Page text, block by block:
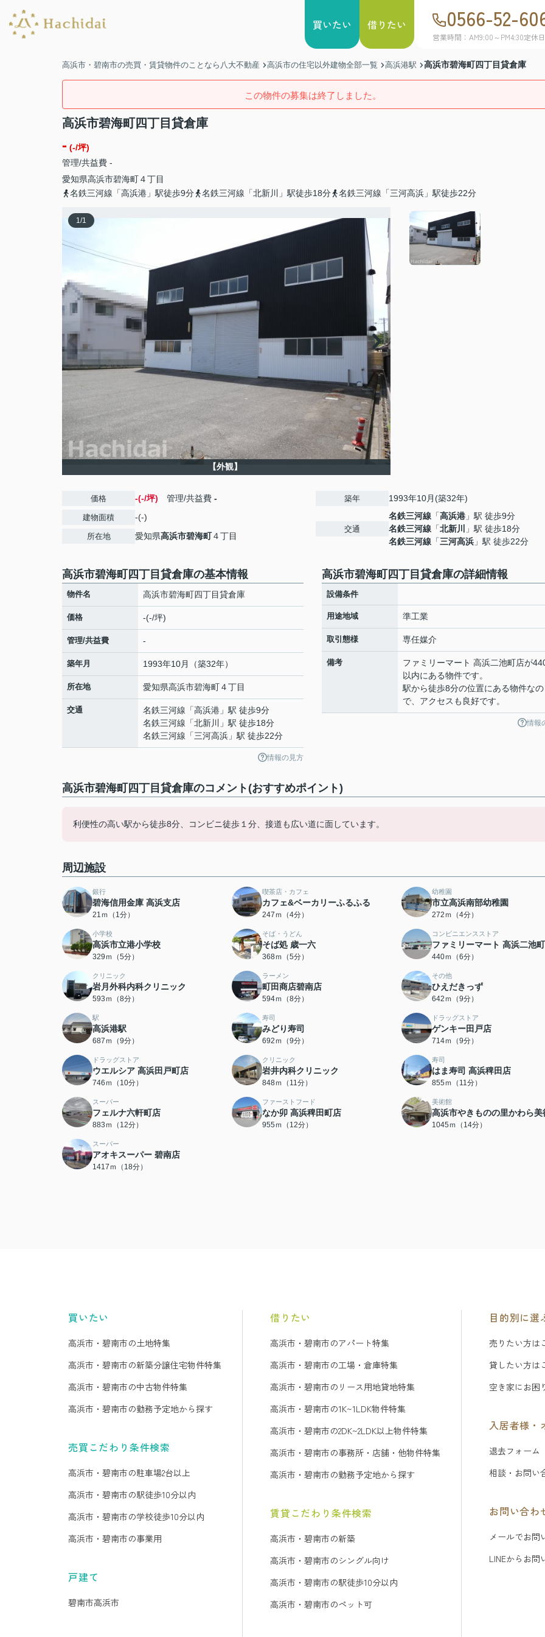
買いたい 借りたい 0566-52-
営業時間：AM9:00～PM4:30定休
高浜市・碧南市の売買・賃貸物件のことなら八大不動産 高浜市の住宅以外建物全部一覧 高浜港駅 高浜市碧海町四丁目貸倉庫
この物件の募集は終了しました。
高浜市碧海町四丁目貸倉庫
- (-/坪)
管理/共益費 -
愛知県高浜市碧海町４丁目
名鉄三河線「高浜港」駅徒歩9分
名鉄三河線「北新川」駅徒歩18分 名鉄三河線「三河高浜」駅徒歩22分
1/1
【外観】
価格 -(-/坪) 管理/共益費 -
建物面積 -(-)
所在地 愛知県高浜市碧海町４丁目
築年 1993年10月(築32年)
交通
名鉄三河線 「高浜港 」駅 徒歩9分
名鉄三河線 「北新川
」駅 徒歩18分
名鉄三河線 「三河高浜 」駅 徒歩22分
高浜市碧海町四丁目貸倉庫の基本情報
物件名 高浜市碧海町四丁目貸倉庫
価格 -(-/坪)
管理/共益費 -
築年月 1993年10月（築32年）
所在地 愛知県高浜市碧海町４丁目
交通 名鉄三河線 「高浜港 」駅 徒歩9分
名鉄三河線 「北新川
」駅 徒歩18分
名鉄三河線 「三河高浜 」駅 徒歩22分
情報の見方
高浜市碧海町四丁目貸倉庫の詳細情報
設備条件
用途地域 準工業
取引態様 専任媒介
備考
ファミリーマート 高浜二池町店が
以内にある物件です。
駅から徒歩8分の位置にある物件なの
で、アクセスも良好です。
情報
高浜市碧海町四丁目貸倉庫のコメント(おすすめポイント)
利便性の高い駅から徒歩8分、コンビニ徒歩１分、接道も広い道に面しています。
周辺施設
銀行
碧海信用金庫 高浜支店
21ｍ（1分）
喫茶店・カフェ
カフェ&ベーカリーふるふる
247ｍ（4分）
幼稚園
市立高浜南部幼稚園
272ｍ（4分）
小学校
高浜市立港小学校
329ｍ（5分）
そば・うどん
そば処 歳一六
368ｍ（5分）
コンビニエンスストア
ファミリーマート 高浜二池
440ｍ（6分）
クリニック
岩月外科内科クリニック
593ｍ（8分）
ラーメン
町田商店碧南店
594ｍ（8分）
その他
ひえだきっず
642ｍ（9分）
駅
高浜港駅
687ｍ（9分）
寿司
みどり寿司
692ｍ（9分）
ドラッグストア
ゲンキー田戸店
714ｍ（9分）
ドラッグストア
ウエルシア 高浜田戸町店
746ｍ（10分）
クリニック
岩井内科クリニック
848ｍ（11分）
寿司
はま寿司 高浜稗田店
855ｍ（11分）
スーパー
フェルナ六軒町店
883ｍ（12分）
ファーストフード
なか卯 高浜稗田町店
955ｍ（12分）
美術館
高浜市やきものの里かわら美
1045ｍ（14分）
スーパー
アオキスーパー 碧南店
1417ｍ（18分）
買いたい
高浜市・碧南市の土地特集
高浜市・碧南市の新築分譲住宅物件特集
高浜市・碧南市の中古物件特集
高浜市・碧南市の勤務予定地から探す
売買こだわり条件検索
高浜市・碧南市の駐車場2台以上
高浜市・碧南市の駅徒歩10分以内
高浜市・碧南市の学校徒歩10分以内
高浜市・碧南市の事業用
戸建て
碧南市高浜市
借りたい
高浜市・碧南市のアパート特集
高浜市・碧南市の工場・倉庫特集
高浜市・碧南市のリース用地貸地特集
高浜市・碧南市の1K~1LDK物件特集
高浜市・碧南市の2DK~2LDK以上物件特集
高浜市・碧南市の事務所・店舗・他物件特集
高浜市・碧南市の勤務予定地から探す
賃貸こだわり条件検索
高浜市・碧南市の新築
高浜市・碧南市のシングル向け
高浜市・碧南市の駅徒歩10分以内
高浜市・碧南市のペット可
目的別に選
売りたい方は
貸したい方は
空き家にお困
入居者様・
退去フォーム
相談・お問い
お問い合わ
メールでお問
LINEからお問